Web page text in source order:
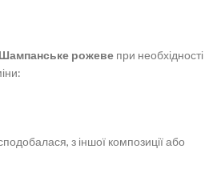
Шампанське рожеве при необхідності
з іншої композиції або